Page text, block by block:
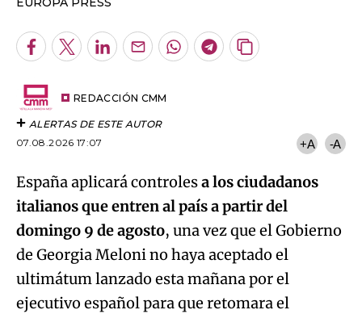
Facebook
TwitterLinkedInEnviarWhatsapp
Telegram
Copiar
REDACCIÓN CMM
ALERTAS DE ESTE AUTOR
07.08.2026 17:07
+A -A
España aplicará controlesa los ciudadanos
italianos que entren al país a partir del
domingo 9 de agosto, una vez que el Gobierno
de Georgia Meloni no haya aceptado el
ultimátum lanzado esta mañana por el
ejecutivo español para que retomara el